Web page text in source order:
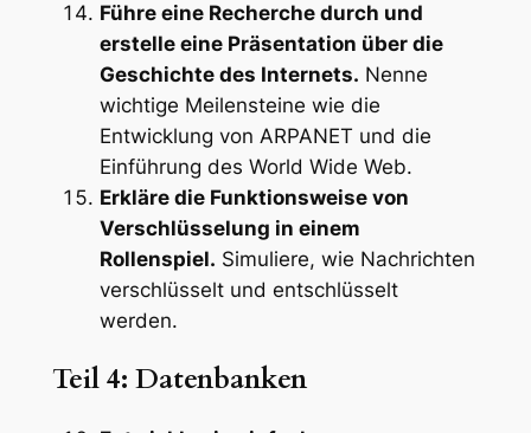
Führe eine Recherche durch und
erstelle eine Präsentation über die
Geschichte des Internets. Nenne
wichtige Meilensteine wie die
Entwicklung von ARPANET und die
Einführung des World Wide Web.
Erkläre die Funktionsweise von
Verschlüsselung in einem
Rollenspiel. Simuliere, wie Nachrichten
verschlüsselt und entschlüsselt
werden.
Teil 4: Datenbanken